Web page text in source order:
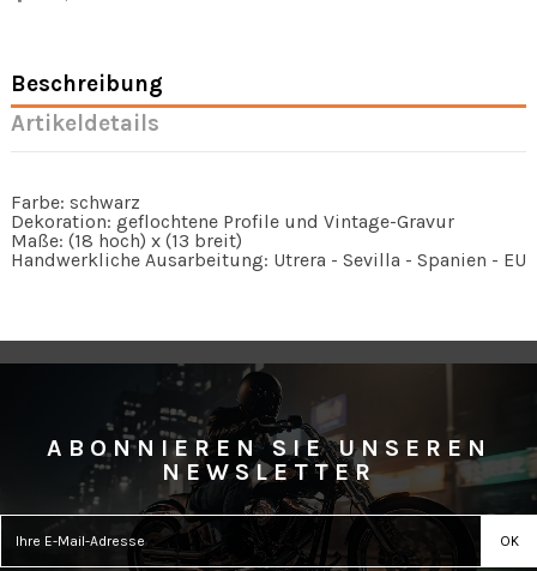
Beschreibung
Artikeldetails
Farbe: schwarz
Dekoration: geflochtene Profile und Vintage-Gravur
Maße: (18 hoch) x (13 breit)
Handwerkliche Ausarbeitung: Utrera - Sevilla - Spanien - EU
ABONNIEREN SIE UNSEREN
NEWSLETTER